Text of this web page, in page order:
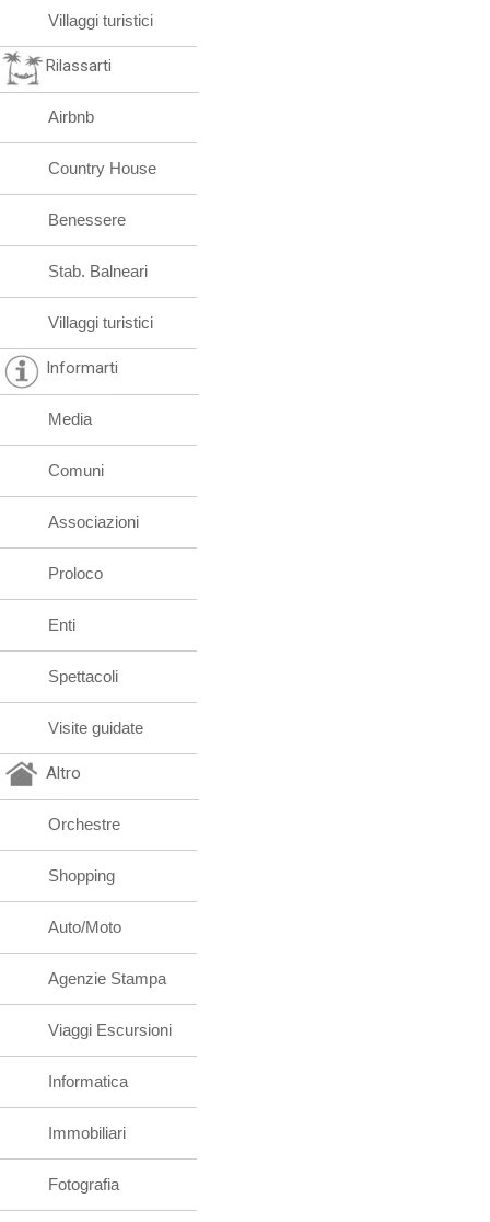
Villaggi turistici
Rilassarti
Airbnb
Country House
Benessere
Stab. Balneari
Villaggi turistici
Informarti
Media
Comuni
Associazioni
Proloco
Enti
Spettacoli
Visite guidate
Altro
Orchestre
Shopping
Auto/Moto
Agenzie Stampa
Viaggi Escursioni
Informatica
Immobiliari
Fotografia